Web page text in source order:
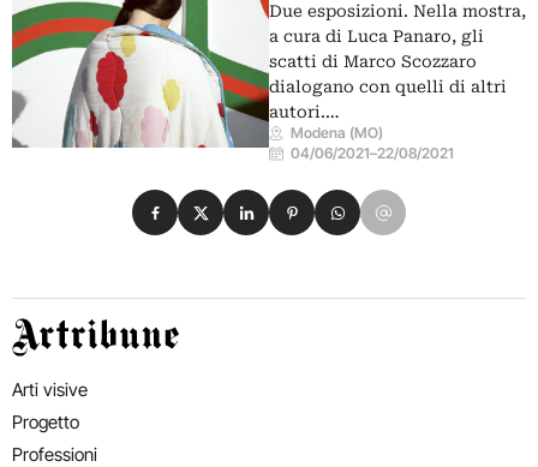
Due esposizioni. Nella mostra,
a cura di Luca Panaro, gli
scatti di Marco Scozzaro
dialogano con quelli di altri
autori.…
Modena (MO)
04/06/2021–22/08/2021
Condividi su Facebook
Condividi su X
Condividi su LinkedIn
Condividi su Pinterest
Condividi su WhatsApp
Condividi su Email
Artribune
Arti visive
Progetto
Professioni